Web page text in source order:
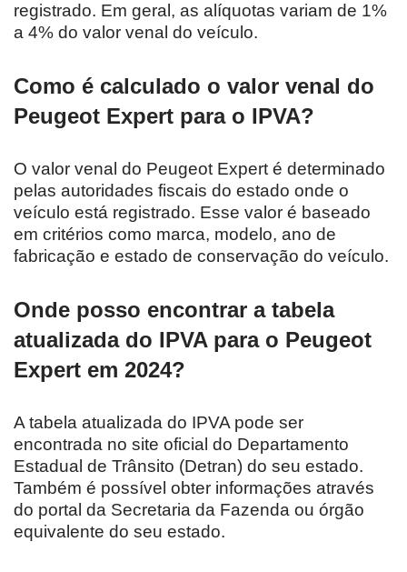
registrado. Em geral, as alíquotas variam de 1%
a 4% do valor venal do veículo.
Como é calculado o valor venal do
Peugeot Expert para o IPVA?
O valor venal do Peugeot Expert é determinado
pelas autoridades fiscais do estado onde o
veículo está registrado. Esse valor é baseado
em critérios como marca, modelo, ano de
fabricação e estado de conservação do veículo.
Onde posso encontrar a tabela
atualizada do IPVA para o Peugeot
Expert em 2024?
A tabela atualizada do IPVA pode ser
encontrada no site oficial do Departamento
Estadual de Trânsito (Detran) do seu estado.
Também é possível obter informações através
do portal da Secretaria da Fazenda ou órgão
equivalente do seu estado.